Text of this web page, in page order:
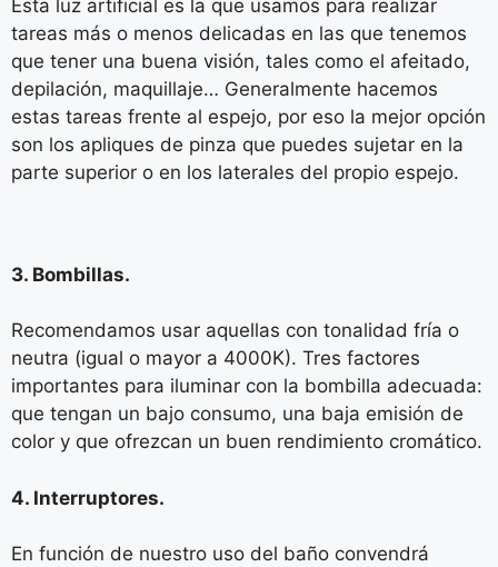
Esta luz artificial es la que usamos para realizar
tareas más o menos delicadas en las que tenemos
que tener una buena visión, tales como el afeitado,
depilación, maquillaje… Generalmente hacemos
estas tareas frente al espejo, por eso la mejor opción
son los apliques de pinza que puedes sujetar en la
parte superior o en los laterales del propio espejo.
3. Bombillas.
Recomendamos usar aquellas con tonalidad fría o
neutra (igual o mayor a 4000K). Tres factores
importantes para iluminar con la bombilla adecuada:
que tengan un bajo consumo, una baja emisión de
color y que ofrezcan un buen rendimiento cromático.
4. Interruptores.
En función de nuestro uso del baño convendrá